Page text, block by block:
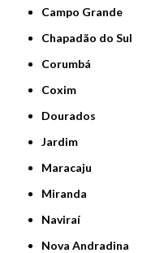
Campo Grande
Chapadão do Sul
Corumbá
Coxim
Dourados
Jardim
Maracaju
Miranda
Naviraí
Nova Andradina